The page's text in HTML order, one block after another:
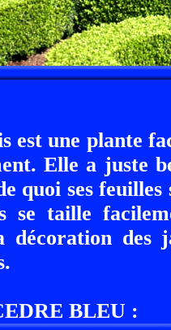
est une plante
Elle a juste
quoi ses
se taille
décoration des
BLEU :